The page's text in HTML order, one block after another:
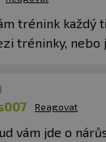
trénink každý
tréninky, nebo
Reagovat
vám jde o